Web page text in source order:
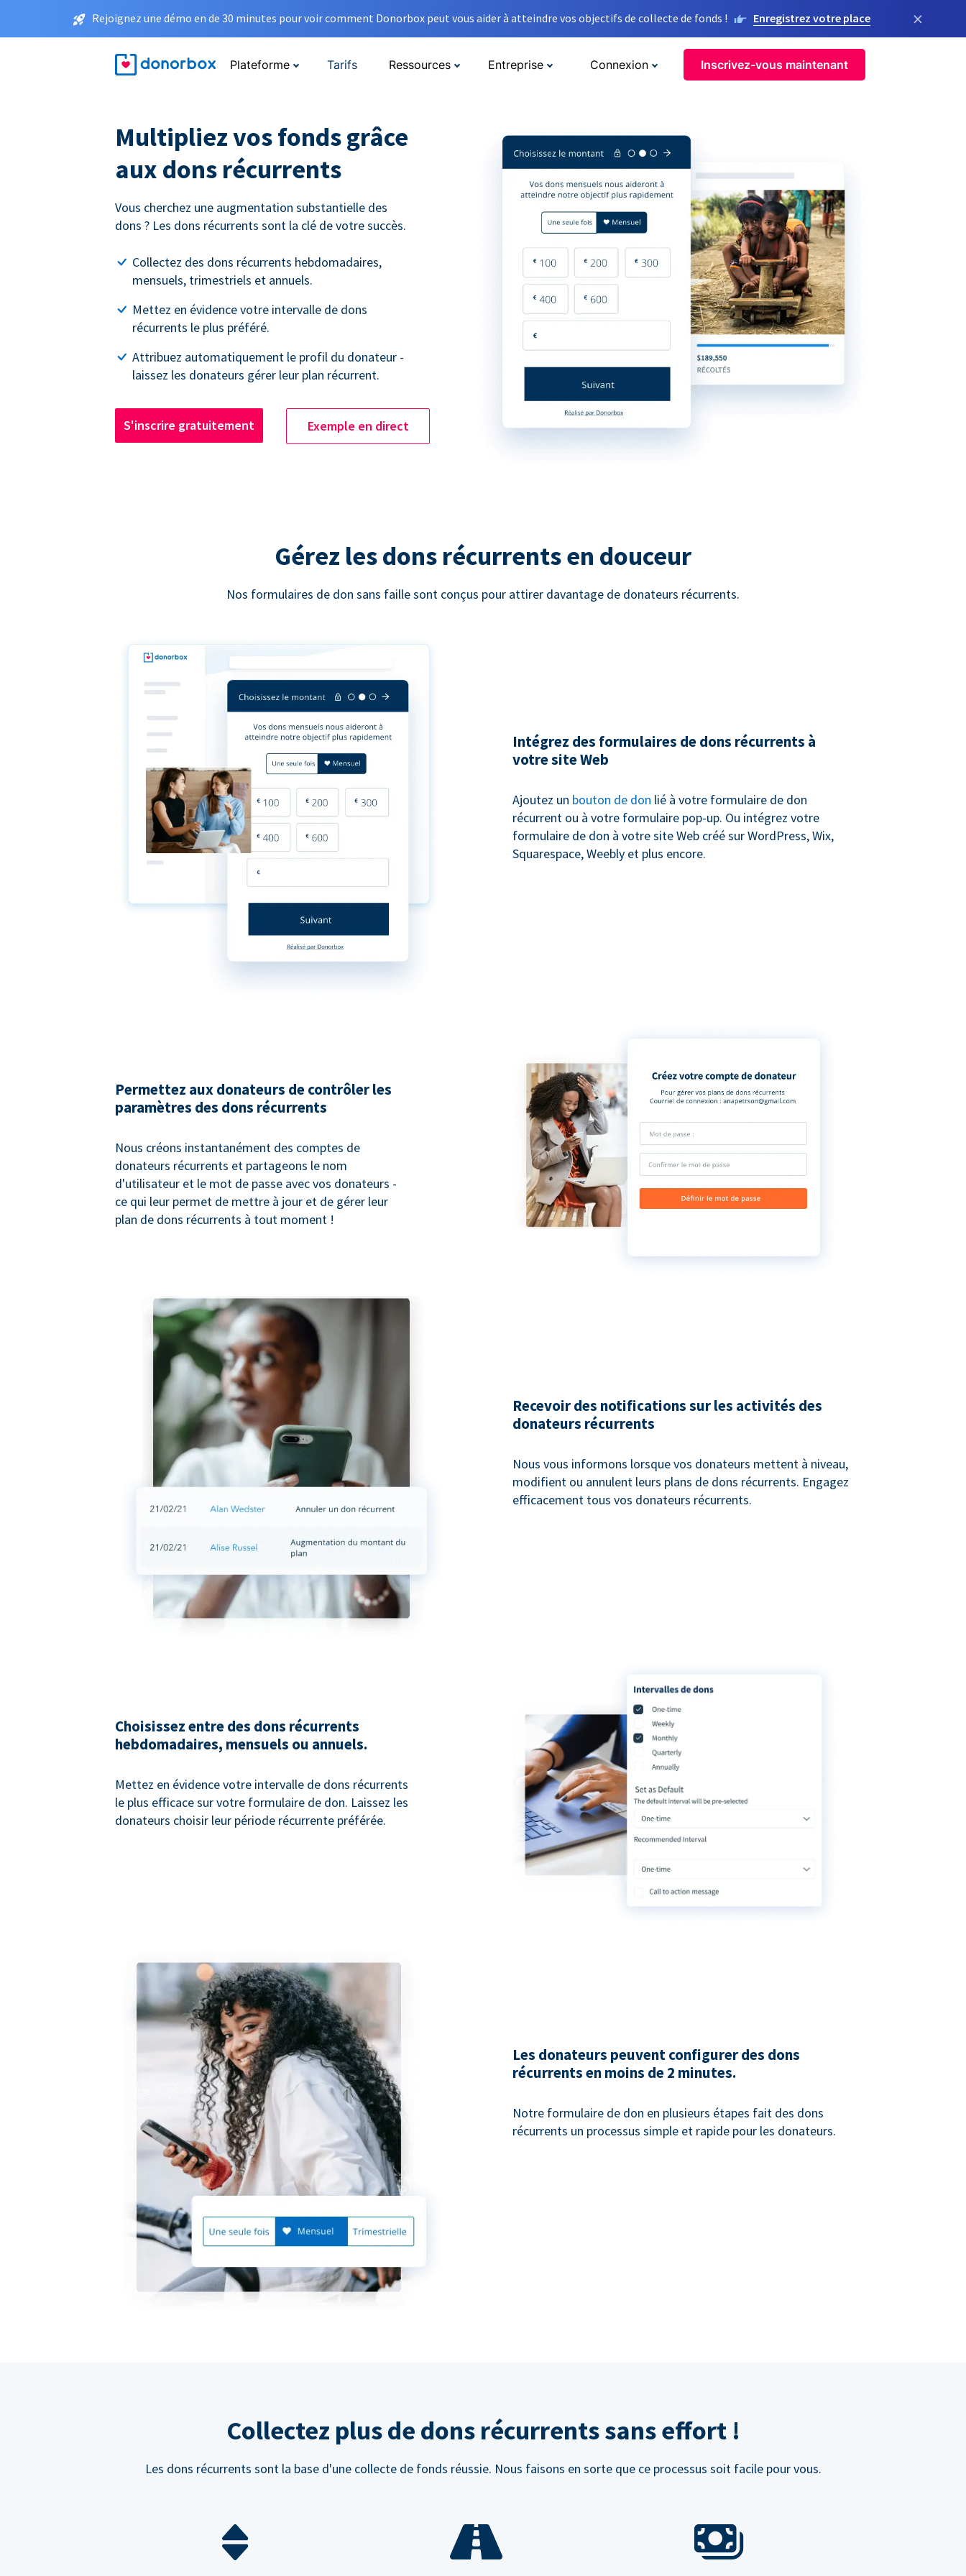
Rejoignez une démo en de 30 minutes pour voir comment Donorbox peut vous aider à atteindre vos objectifs de collecte de fonds ! Enregistrez votre place ×
Plateforme Tarifs Ressources Entreprise Connexion Inscrivez-vous maintenant
Multipliez vos fonds grâce
aux dons récurrents
Vous cherchez une augmentation substantielle des
dons ? Les dons récurrents sont la clé de votre succès.
Collectez des dons récurrents hebdomadaires,
mensuels, trimestriels et annuels.
Mettez en évidence votre intervalle de dons
récurrents le plus préféré.
Attribuez automatiquement le profil du donateur -
laissez les donateurs gérer leur plan récurrent.
S'inscrire gratuitement Exemple en direct
Gérez les dons récurrents en douceur
Nos formulaires de don sans faille sont conçus pour attirer davantage de donateurs récurrents.
Intégrez des formulaires de dons récurrents à
votre site Web
Ajoutez un bouton de don lié à votre formulaire de don
récurrent ou à votre formulaire pop-up. Ou intégrez votre
formulaire de don à votre site Web créé sur WordPress, Wix,
Squarespace, Weebly et plus encore.
Permettez aux donateurs de contrôler les
paramètres des dons récurrents
Nous créons instantanément des comptes de
donateurs récurrents et partageons le nom
d'utilisateur et le mot de passe avec vos donateurs -
ce qui leur permet de mettre à jour et de gérer leur
plan de dons récurrents à tout moment !
Recevoir des notifications sur les activités des
donateurs récurrents
Nous vous informons lorsque vos donateurs mettent à niveau,
modifient ou annulent leurs plans de dons récurrents. Engagez
efficacement tous vos donateurs récurrents.
Choisissez entre des dons récurrents
hebdomadaires, mensuels ou annuels.
Mettez en évidence votre intervalle de dons récurrents
le plus efficace sur votre formulaire de don. Laissez les
donateurs choisir leur période récurrente préférée.
Les donateurs peuvent configurer des dons
récurrents en moins de 2 minutes.
Notre formulaire de don en plusieurs étapes fait des dons
récurrents un processus simple et rapide pour les donateurs.
Collectez plus de dons récurrents sans effort !
Les dons récurrents sont la base d'une collecte de fonds réussie. Nous faisons en sorte que ce processus soit facile pour vous.